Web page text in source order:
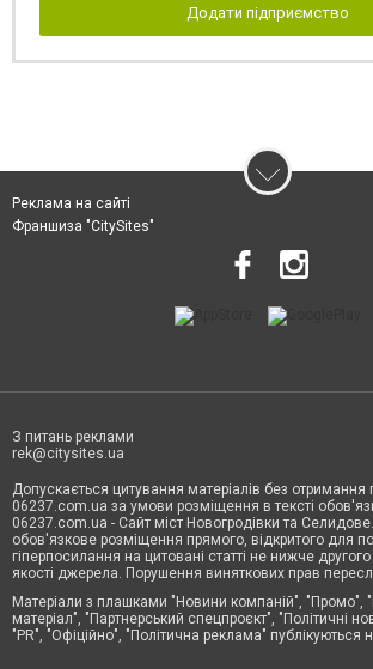
Додати підприємство
Реклама на сайті
Франшиза "CitySites"
З питань реклами
rek@citysites.ua
Допускається цитування матеріалів без отримання
06237.com.ua за умови розміщення в тексті
06237.com.ua - Сайт міст Новогродівки та
обов'язкове розміщення прямого, відкритого для
гіперпосилання на цитовані статті не нижче
якості джерела. Порушення виняткових прав
Матеріали з плашками "Новини компаній", "Промо",
матеріал", "Партнерський спецпроєкт", "Політичні
"PR", "Офіційно", "Політична реклама" публікуються